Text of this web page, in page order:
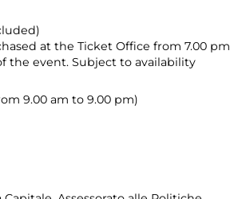
at the Ticket Office from 7.00 pm
the event. Subject to availability
9.00 am to 9.00 pm)